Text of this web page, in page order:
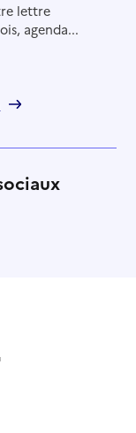
lettre
agenda...